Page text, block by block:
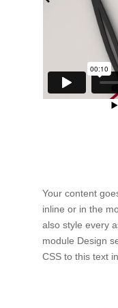
Your content
inline or in the
also style every
module Design
CSS to this text